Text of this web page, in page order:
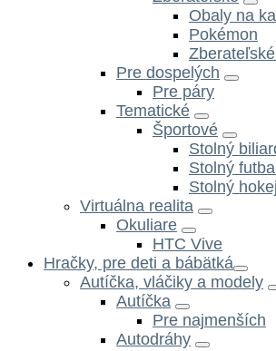
Obaly na
Pokémon
Pre dospelých
Pre páry
Tematické
Športové
Stolný
Stolný futbal
Stolný hokej
Virtuálna realita
Okuliare
HTC Vive
Hračky, pre deti a bábätká
Autíčka, vláčiky a modely
Autíčka
Pre najmenších
Autodráhy